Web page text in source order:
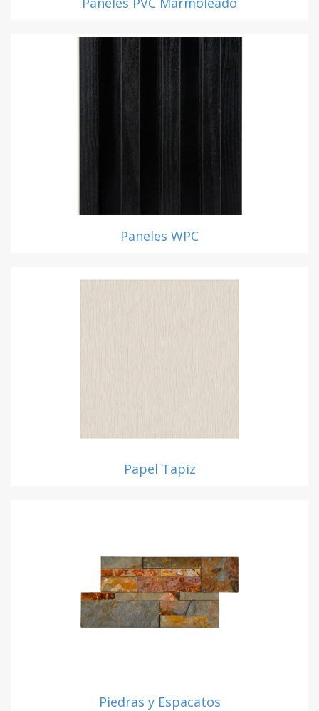
Paneles WPC
Papel Tapiz
Piedras y Espacatos